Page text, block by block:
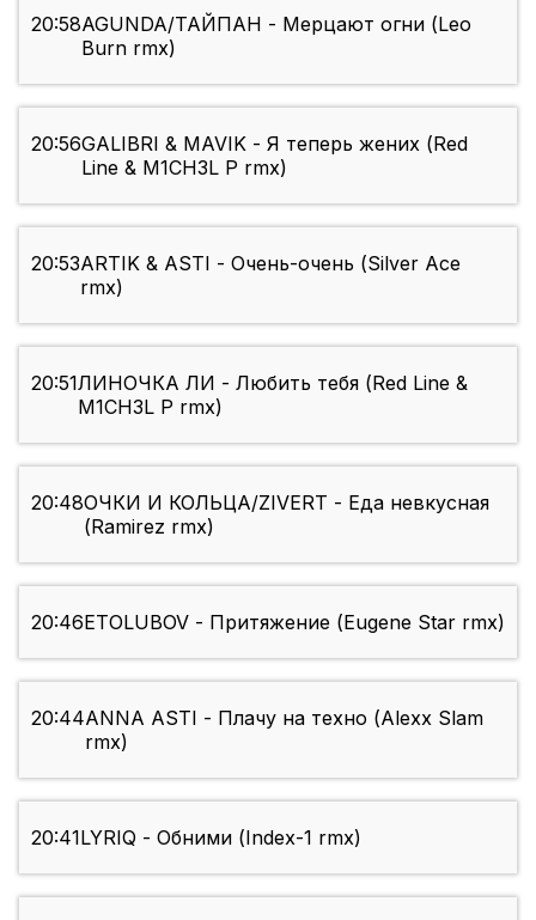
20:58AGUNDA/ТАЙПАН - Мерцают огни (Leo
Burn rmx)
20:56GALIBRI & MAVIK - Я теперь жених (Red
Line & M1CH3L P rmx)
20:53ARTIK & ASTI - Очень-очень (Silver Ace
rmx)
20:51ЛИНОЧКА ЛИ - Любить тебя (Red Line &
M1CH3L P rmx)
20:48ОЧКИ И КОЛЬЦА/ZIVERT - Еда невкусная
(Ramirez rmx)
20:46ETOLUBOV - Притяжение (Eugene Star rmx)
20:44ANNA ASTI - Плачу на техно (Alexx Slam
rmx)
20:41LYRIQ - Обними (Index-1 rmx)